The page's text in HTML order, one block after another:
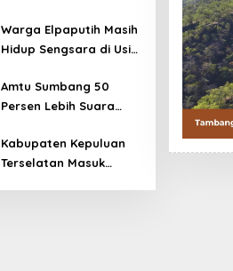
Penyakitnya Akut
Warga Elpaputih Masih
Hidup Sengsara di Usia
Merdeka
Amtu Sumbang 50
Persen Lebih Suara
Dawera, Tiwery Perkuat
Hanura di Marsela
Kabupaten Kepuluan
Terselatan Masuk